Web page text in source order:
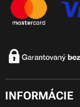
INFORMÁCIE